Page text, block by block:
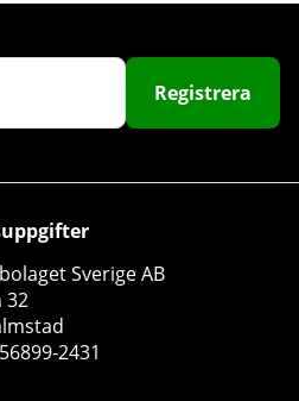
Registrera
Sverige AB
32
2431